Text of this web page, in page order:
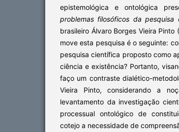
epistemológica e ontológica
problemas filosóficos da pesquisa
brasileiro Álvaro Borges Vieira
move esta pesquisa é o seguinte:
pesquisa científica proposto como
ciência e existência? Portanto,
faço um contraste dialético-
Vieira Pinto, considerando a
levantamento da investigação
processual ontológico de
cotejo a necessidade de